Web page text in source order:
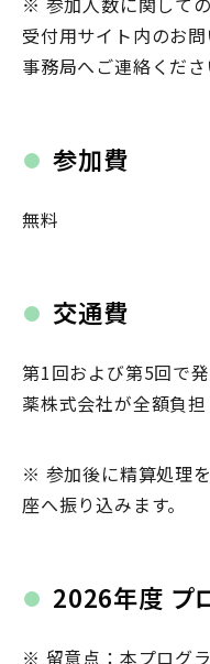
受付用サイト内のお
事務局へご連絡くださ
参加費
無料
交通費
第1回および第5回で
薬株式会社が全額負担
※ 参加後に精算処理
座へ振り込みます。
2026年度 プ
※ 留意点：本プログ